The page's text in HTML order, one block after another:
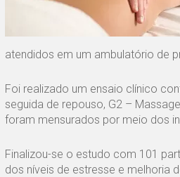
atendidos em um ambulatório de
Foi realizado um ensaio clínico
seguida de repouso, G2 –
foram mensurados por meio dos
Finalizou-se o estudo com 101
dos níveis de estresse e melhoria